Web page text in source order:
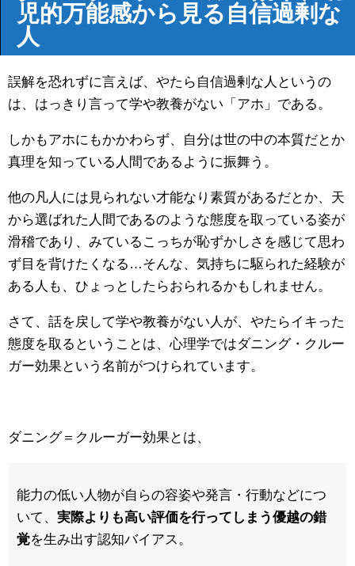
児的万能感から見る自信過剰な
人
誤解を恐れずに言えば、やたら自信過剰な人というの
は、はっきり言って学や教養がない「アホ」である。
しかもアホにもかかわらず、自分は世の中の本質だとか
真理を知っている人間であるように振舞う。
他の凡人には見られない才能なり素質があるだとか、天
から選ばれた人間であるのような態度を取っている姿が
滑稽であり、みているこっちが恥ずかしさを感じて思わ
ず目を背けたくなる…そんな、気持ちに駆られた経験が
ある人も、ひょっとしたらおられるかもしれません。
さて、話を戻して学や教養がない人が、やたらイキった
態度を取るということは、心理学ではダニング・クルー
ガー効果という名前がつけられています。
ダニング＝クルーガー効果とは、
能力の低い人物が自らの容姿や発言・行動などにつ
いて、 実際よりも高い評価を行ってしまう優越の錯
覚を生み出す認知バイアス。